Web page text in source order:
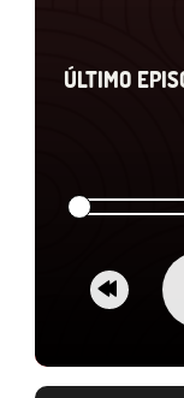
ÚLTIMO